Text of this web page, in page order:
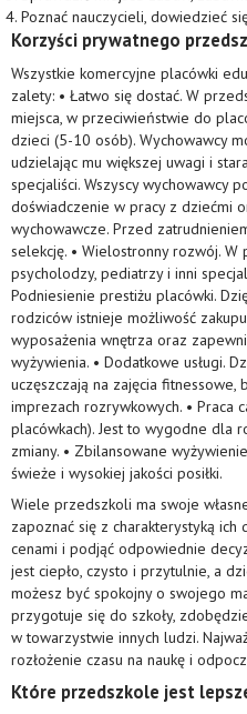
Poznać nauczycieli, dowiedzieć
Korzyści prywatnego
Wszystkie komercyjne placówki
zalety: • Łatwo się dostać. W
miejsca, w przeciwieństwie do
dzieci (5-10 osób). Wychowawcy
udzielając mu większej uwagi i
specjaliści. Wszyscy wychowawcy
doświadczenie w pracy z dziećmi
wychowawcze. Przed
selekcję. • Wielostronny rozwój.
psycholodzy, pediatrzy i inni
Podniesienie prestiżu placówki.
rodziców istnieje możliwość
wyposażenia wnętrza oraz
wyżywienia. • Dodatkowe usługi.
uczęszczają na zajęcia fitnessowe,
imprezach rozrywkowych. • Praca
placówkach). Jest to wygodne dla
zmiany. • Zbilansowane
świeże i wysokiej jakości posiłki.
Wiele przedszkoli ma swoje
zapoznać się z charakterystyką ich
cenami i podjąć odpowiednie
jest ciepło, czysto i przytulnie, a
możesz być spokojny o swojego
przygotuje się do szkoły,
w towarzystwie innych ludzi.
rozłożenie czasu na naukę i
Które przedszkole jest